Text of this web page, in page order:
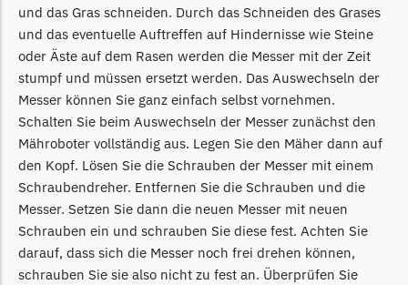
Begrenzungsdraht
NAC
NAC Messer
Begrenzungsdraht
Orbex
Orbex Messer
Begrenzungsdraht
Philips
Philips Messer
und das Gras schneiden. Durch das Schneiden des Grases
und das eventuelle Auftreffen auf Hindernisse wie Steine
oder Äste auf dem Rasen werden die Messer mit der Zeit
stumpf und müssen ersetzt werden. Das Auswechseln der
Messer können Sie ganz einfach selbst vornehmen.
Schalten Sie beim Auswechseln der Messer zunächst den
Mähroboter vollständig aus. Legen Sie den Mäher dann auf
den Kopf. Lösen Sie die Schrauben der Messer mit einem
Schraubendreher. Entfernen Sie die Schrauben und die
Messer. Setzen Sie dann die neuen Messer mit neuen
Schrauben ein und schrauben Sie diese fest. Achten Sie
darauf, dass sich die Messer noch frei drehen können,
schrauben Sie sie also nicht zu fest an. Überprüfen Sie